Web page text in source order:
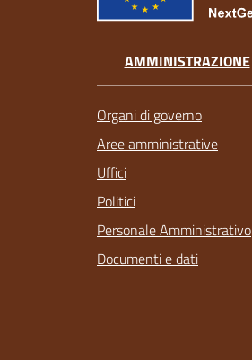
AMMINISTRAZIONE
Organi di governo
Aree amministrative
Uffici
Politici
Personale Amministrativo
Documenti e dati